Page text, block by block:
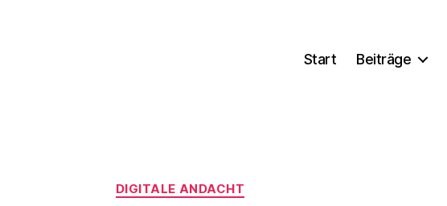
Start Beiträge
Kategorien
DIGITALE ANDACHT